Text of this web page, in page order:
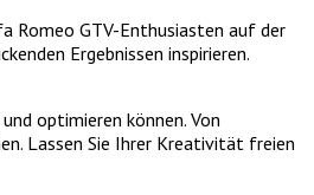
Romeo GTV-Enthusiasten auf der
Ergebnissen inspirieren.
optimieren können. Von
Lassen Sie Ihrer Kreativität freien